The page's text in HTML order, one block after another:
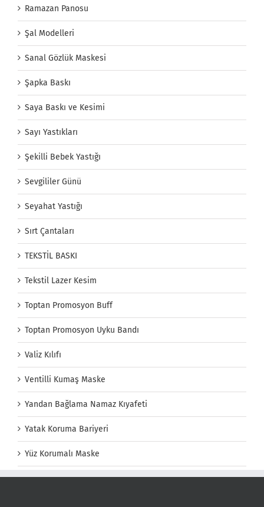
Ramazan Panosu
Şal Modelleri
Sanal Gözlük Maskesi
Şapka Baskı
Saya Baskı ve Kesimi
Sayı Yastıkları
Şekilli Bebek Yastığı
Sevgililer Günü
Seyahat Yastığı
Sırt Çantaları
TEKSTİL BASKI
Tekstil Lazer Kesim
Toptan Promosyon Buff
Toptan Promosyon Uyku Bandı
Valiz Kılıfı
Ventilli Kumaş Maske
Yandan Bağlama Namaz Kıyafeti
Yatak Koruma Bariyeri
Yüz Korumalı Maske